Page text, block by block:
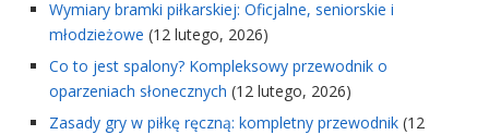
Wymiary bramki piłkarskiej: Oficjalne, seniorskie i
młodzieżowe (12 lutego, 2026)
Co to jest spalony? Kompleksowy przewodnik o
oparzeniach słonecznych (12 lutego, 2026)
Zasady gry w piłkę ręczną: kompletny przewodnik (12